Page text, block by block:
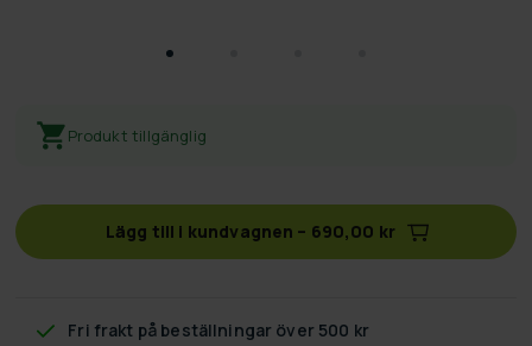
Produkt tillgänglig
Lägg till i kundvagnen – 690,00 kr
Fri frakt på beställningar över 500 kr